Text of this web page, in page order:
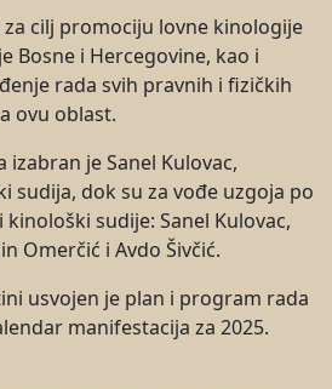
cilj promociju lovne kinologije
Bosne i Hercegovine, kao i
rada svih pravnih i fizičkih
ovu oblast.
izabran je Sanel Kulovac,
sudija, dok su za vođe uzgoja po
sudije: Sanel Kulovac,
Omerčić i Avdo Šivčić.
usvojen je plan i program rada
manifestacija za 2025.